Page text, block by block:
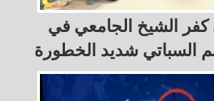
الشيخ الجامعي في
السباتي شديد الخطورة